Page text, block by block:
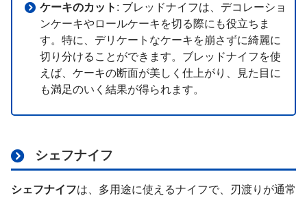
ケーキのカット : ブレッドナイフは、デコレーショ
ンケーキやロールケーキを切る際にも役立ちま
す。特に、デリケートなケーキを崩さずに綺麗に
切り分けることができます。ブレッドナイフを使
えば、ケーキの断面が美しく仕上がり、見た目に
も満足のいく結果が得られます。
シェフナイフ
シェフナイフは、多用途に使えるナイフで、刃渡りが通常